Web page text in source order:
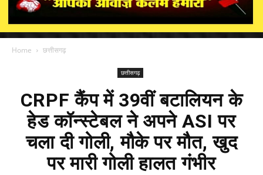
Home छत्तीसगढ़
छत्तीसगढ़
CRPF कैंप में 39वीं बटालियन के
हेड कॉन्स्टेबल ने अपने ASI पर
चला दी गोली, मौके पर मौत, खुद
पर मारी गोली हालत गंभीर